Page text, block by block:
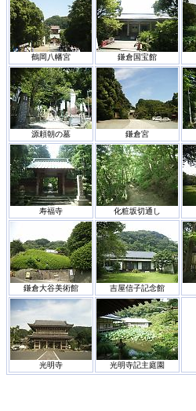
鶴岡八幡宮 鎌倉国宝館
源頼朝の墓 鎌倉宮
寿福寺 化粧坂切通し
鎌倉大谷美術館 吉屋信子記念館
光明寺 光明寺記主庭園